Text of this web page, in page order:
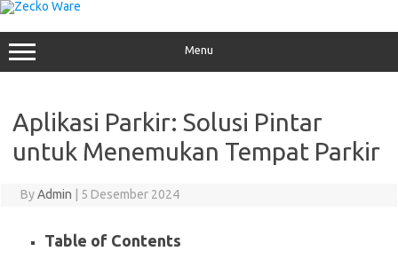
Skip
to
content
Menu
Aplikasi Parkir: Solusi Pintar
untuk Menemukan Tempat Parkir
ByAdmin 5 Desember 2024
Table of Contents